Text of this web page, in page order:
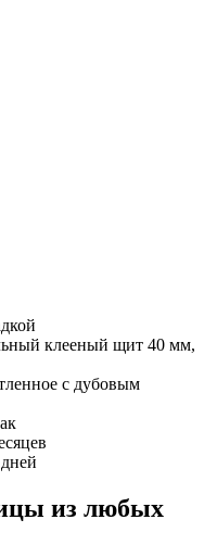
клееный щит 40 мм,
с дубовым
из любых